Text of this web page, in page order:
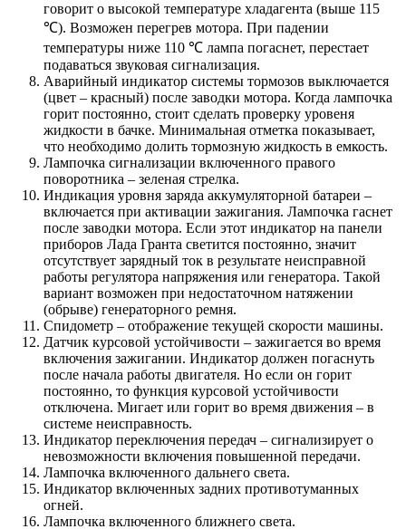
говорит о высокой температуре хладагента (выше 115
℃). Возможен перегрев мотора. При падении
температуры ниже 110 ℃ лампа погаснет, перестает
подаваться звуковая сигнализация.
Аварийный индикатор системы тормозов выключается
(цвет – красный) после заводки мотора. Когда лампочка
горит постоянно, стоит сделать проверку уровеня
жидкости в бачке. Минимальная отметка показывает,
что необходимо долить тормозную жидкость в емкость.
Лампочка сигнализации включенного правого
поворотника – зеленая стрелка.
Индикация уровня заряда аккумуляторной батареи –
включается при активации зажигания. Лампочка гаснет
после заводки мотора. Если этот индикатор на панели
приборов Лада Гранта светится постоянно, значит
отсутствует зарядный ток в результате неисправной
работы регулятора напряжения или генератора. Такой
вариант возможен при недостаточном натяжении
(обрыве) генераторного ремня.
Спидометр – отображение текущей скорости машины.
Датчик курсовой устойчивости – зажигается во время
включения зажигании. Индикатор должен погаснуть
после начала работы двигателя. Но если он горит
постоянно, то функция курсовой устойчивости
отключена. Мигает или горит во время движения – в
системе неисправность.
Индикатор переключения передач – сигнализирует о
невозможности включения повышенной передачи.
Лампочка включенного дальнего света.
Индикатор включенных задних противотуманных
огней.
Лампочка включенного ближнего света.